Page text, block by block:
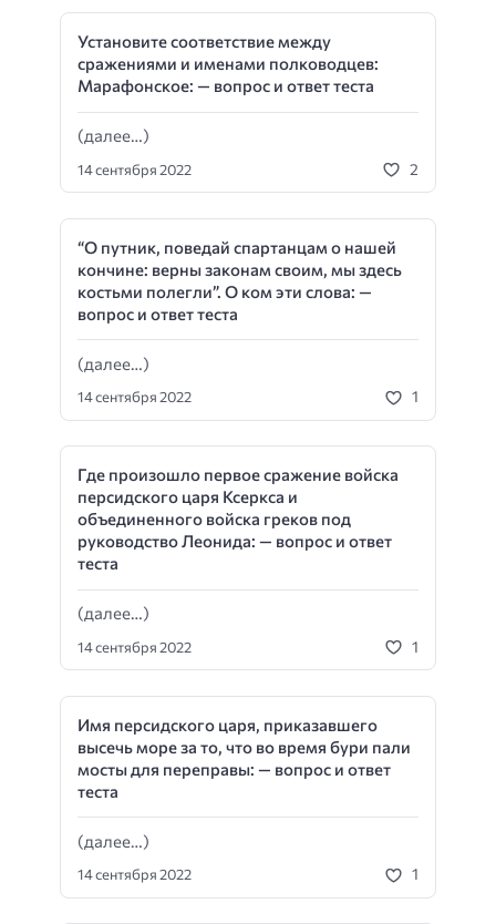
Установите соответствие между
сражениями и именами полководцев:
Марафонское: — вопрос и ответ теста
(далее…)
14 сентября 2022 2
“О путник, поведай спартанцам о нашей
кончине: верны законам своим, мы здесь
костьми полегли”. О ком эти слова: —
вопрос и ответ теста
(далее…)
14 сентября 2022 1
Где произошло первое сражение войска
персидского царя Ксеркса и
объединенного войска греков под
руководство Леонида: — вопрос и ответ
теста
(далее…)
14 сентября 2022 1
Имя персидского царя, приказавшего
высечь море за то, что во время бури пали
мосты для переправы: — вопрос и ответ
теста
(далее…)
14 сентября 2022 1